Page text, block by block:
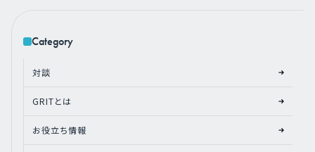
Category
対談
GRITとは
お役立ち情報